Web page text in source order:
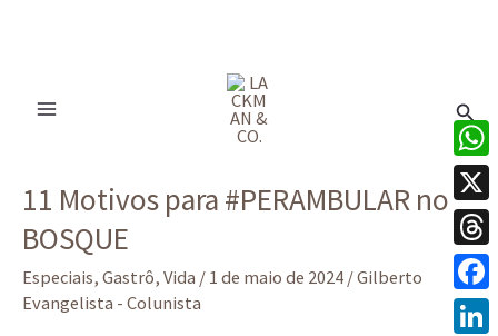
11 Motivos para #PERAMBULAR no
BOSQUE
Especiais, Gastrô, Vida / 1 de maio de 2024 /Gilberto
Evangelista - Colunista
Motivos
para
#PERAMBULAR
no
X